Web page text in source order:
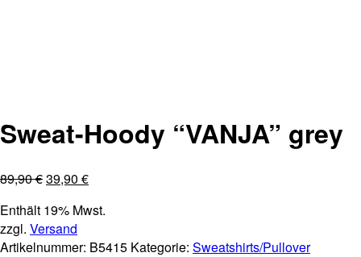
Sweat-Hoody “VANJA” grey
89,90€39,90 €
Enthält 19% Mwst.
zzgl. Versand
Artikelnummer: B5415 Kategorie: Sweatshirts/Pullover